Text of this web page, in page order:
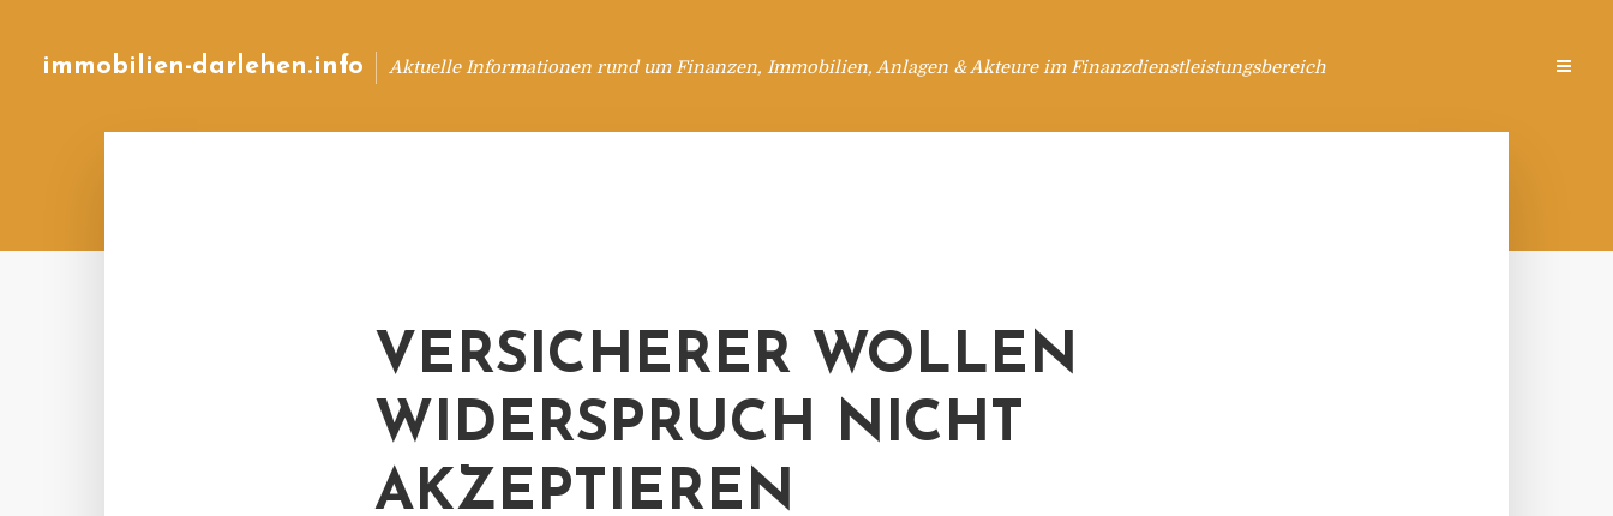
immobilien-darlehen.info Aktuelle Informationen rund um Finanzen, Immobilien, Anlagen & Akteure im Finanzdienstleistungsbereich
VERSICHERER WOLLEN
WIDERSPRUCH NICHT
AKZEPTIEREN